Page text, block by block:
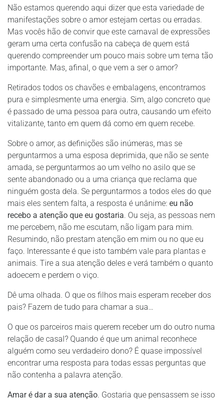
Não estamos querendo aqui dizer que esta variedade de
manifestações sobre o amor estejam certas ou erradas.
Mas vocês hão de convir que este carnaval de expressões
geram uma certa confusão na cabeça de quem está
querendo compreender um pouco mais sobre um tema tão
importante. Mas, afinal, o que vem a ser o amor?
Retirados todos os chavões e embalagens, encontramos
pura e simplesmente uma energia. Sim, algo concreto que
é passado de uma pessoa para outra, causando um efeito
vitalizante, tanto em quem dá como em quem recebe.
Sobre o amor, as definições são inúmeras, mas se
perguntarmos a uma esposa deprimida, que não se sente
amada, se perguntarmos ao um velho no asilo que se
sente abandonado ou a uma criança que reclama que
ninguém gosta dela. Se perguntarmos a todos eles do que
mais eles sentem falta, a resposta é unânime: eu não
recebo a atenção que eu gostaria. Ou seja, as pessoas nem
me percebem, não me escutam, não ligam para mim.
Resumindo, não prestam atenção em mim ou no que eu
faço. Interessante é que isto também vale para plantas e
animais. Tire a sua atenção deles e verá também o quanto
adoecem e perdem o viço.
Dê uma olhada. O que os filhos mais esperam receber dos
pais? Fazem de tudo para chamar a sua…
O que os parceiros mais querem receber um do outro numa
relação de casal? Quando é que um animal reconhece
alguém como seu verdadeiro dono? É quase impossível
encontrar uma resposta para todas essas perguntas que
não contenha a palavra atenção.
Amar é dar a sua atenção. Gostaria que pensassem se isso